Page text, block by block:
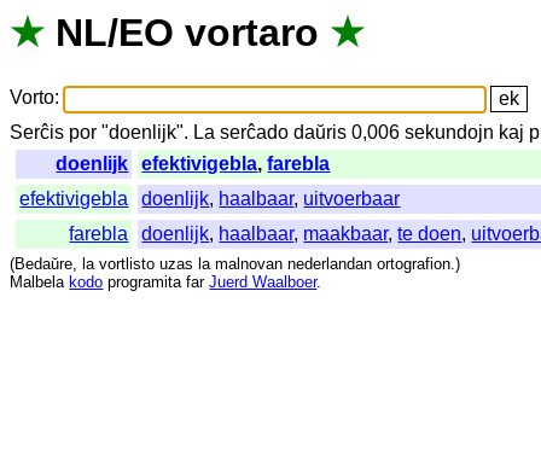
★ NL/EO vortaro ★
Vorto:
Serĉis por "doenlijk". La serĉado daŭris 0,006sekundojn kaj
doenlijk
efektivigebla,farebla
efektivigebla
doenlijk, haalbaar, uitvoerbaar
farebla
doenlijk, haalbaar, maakbaar,te doen,
(Bedaŭre, la vortlisto uzas la malnovan nederlandan ortografion.)
Malbela kodo programita far Juerd Waalboer.